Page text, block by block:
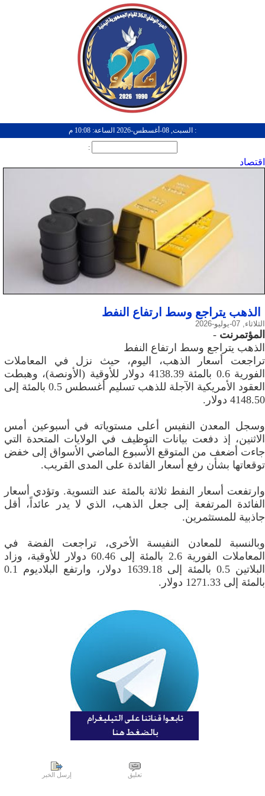
: السبت, 08-أغسطس-2026 الساعة: 10:08 م
:
اقتصاد
الذهب يتراجع وسط ارتفاع النفط
الثلاثاء, 07-يوليو-2026
المؤتمرنت -
الذهب يتراجع وسط ارتفاع النفط
تراجعت أسعار الذهب، اليوم، حيث نزل في المعاملات
الفورية 0.6 بالمئة 4138.39 دولار للأوقية (الأونصة)، وهبطت
العقود الأمريكية الآجلة للذهب تسليم أغسطس 0.5 بالمئة إلى
4148.50 دولار.
وسجل المعدن النفيس أعلى مستوياته في أسبوعين أمس
الاثنين، إذ دفعت بيانات التوظيف في الولايات المتحدة التي
جاءت أضعف ‌من المتوقع الأسبوع الماضي الأسواق إلى خفض
توقعاتها بشأن رفع أسعار الفائدة على المدى القريب.
وارتفعت أسعار النفط ثلاثة بالمئة عند التسوية. وتؤدي أسعار
الفائدة المرتفعة إلى جعل الذهب، الذي لا يدر عائداً، أقل
جاذبية للمستثمرين.
وبالنسبة للمعادن النفيسة الأخرى، تراجعت الفضة في
المعاملات الفورية 2.6 بالمئة إلى 60.46 دولار للأوقية، وزاد
البلاتين 0.5 بالمئة إلى 1639.18 دولار، وارتفع البلاديوم 0.1
بالمئة إلى 1271.33 دولار.
تعليق إرسل الخبر